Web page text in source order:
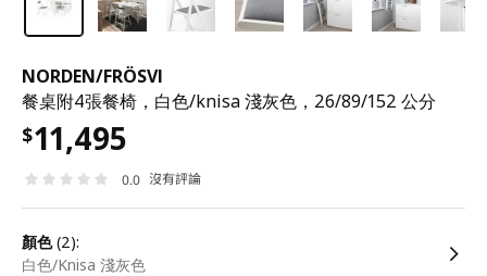
NORDEN/FRÖSVI
餐桌附4張餐椅，白色/knisa 淺灰色，26/89/152 公分
$11,495
0.0 沒有評論
顏色(2):
白色/Knisa 淺灰色